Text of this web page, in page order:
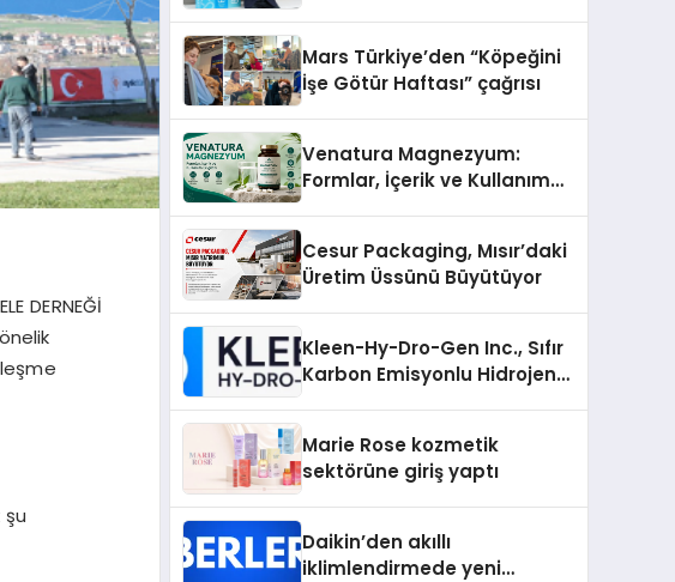
DERNEĞİ
Mars Türkiye’den “Köpeğini
İşe Götür Haftası” çağrısı
Venatura Magnezyum:
Formlar, İçerik ve Kullanım
Cesur Packaging, Mısır’daki
Üretim Üssünü Büyütüyor
Kleen-Hy-Dro-Gen Inc., Sıfır
Karbon Emisyonlu Hidrojen
Aldı
Marie Rose kozmetik
sektörüne giriş yaptı
Daikin’den akıllı
iklimlendirmede yeni